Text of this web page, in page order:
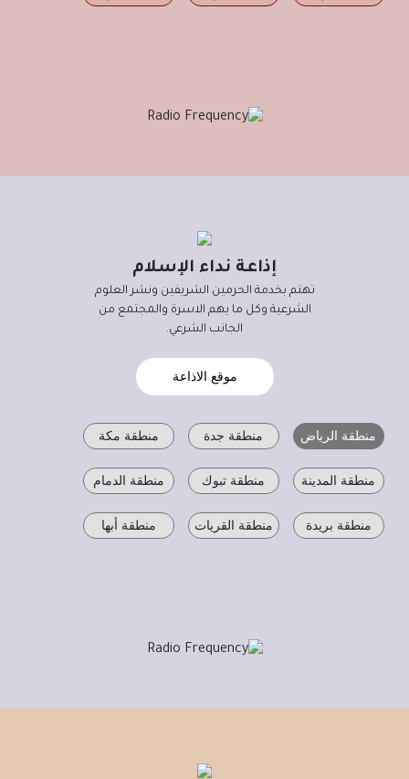
إذاعة نداء الإسلام
تهتم بخدمة الحرمين الشريفين ونشر العلوم
الشرعية وكل ما يهم الاسرة والمجتمع من
الجانب الشرعي.
موقع الاذاعة
منطقة الرياض منطقة جدة منطقة مكة
منطقة المدينة منطقة تبوك منطقة الدمام
منطقة بريدة منطقة القريات منطقة أبها